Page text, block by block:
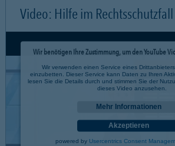
Video: Hilfe im Rechtsschutzfall
Wir benötigen Ihre Zustimmung, um den YouTube
Wir verwenden einen Service eines
einzubetten. Dieser Service kann Daten zu Ihren
lesen Sie die Details durch und stimmen Sie der
dieses Video anzusehen.
Mehr Informationen
Akzeptieren
powered by Usercentrics Consent